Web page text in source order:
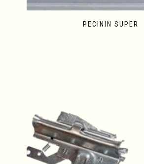
PECININ SUPER